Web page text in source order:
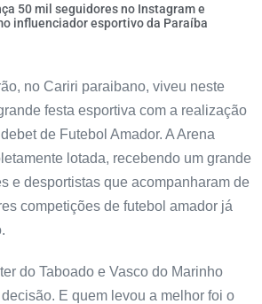
50 mil seguidores no Instagram e
influenciador esportivo da Paraíba
no Cariri paraibano, viveu neste
festa esportiva com a realização
de Futebol Amador. A Arena
lotada, recebendo um grande
e desportistas que acompanharam de
competições de futebol amador já
do Taboado e Vasco do Marinho
E quem levou a melhor foi o